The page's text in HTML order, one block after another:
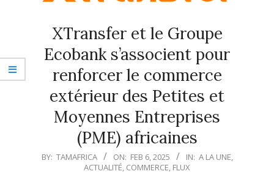
XTransfer et le Groupe
Ecobank s’associent pour
renforcer le commerce
extérieur des Petites et
Moyennes Entreprises
(PME) africaines
2025-
BY: TAMAFRICA ON: FEB 6, 2025 IN: A LA UNE,
ACTUALITÉ, COMMERCE, FLUX